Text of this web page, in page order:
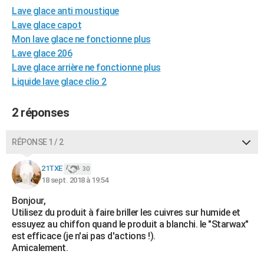
S'inscrire
Se connecter
Lycées
Collèges
Primaires
Universités
Entreprises
Service militaire
Avis de recherche
AVIS DE DÉCÈS
FORUM
Bricolage
Culture
Television
Voyage
Lave glace anti moustique
Lave glace capot
Mon lave glace ne fonctionne plus
Lave glace 206
Lave glace arrière ne fonctionne plus
Liquide lave glace clio 2
2 réponses
RÉPONSE 1 / 2
21TXE 30
18 sept. 2018 à 19:54
Bonjour,
Utilisez du produit à faire briller les cuivres sur humide et
essuyez au chiffon quand le produit a blanchi. le "Starwax"
est efficace (je n'ai pas d'actions !).
Amicalement.